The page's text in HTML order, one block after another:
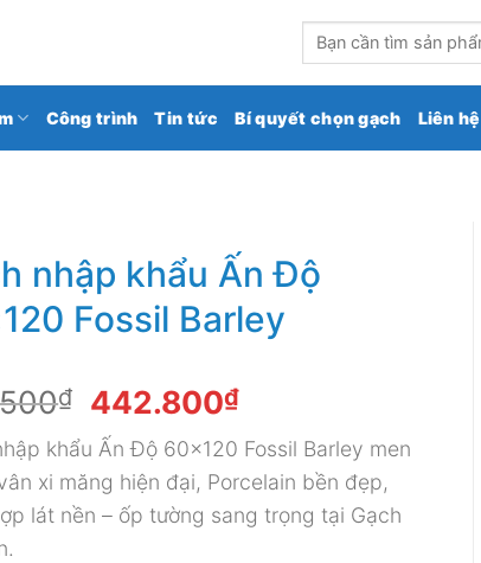
Tìm
kiếm:
Công trình Tin tức Bí quyết chọn gạch Liên hệ
nhập khẩu Ấn Độ
Fossil Barley
₫
Giá
gốc
là:
598.500₫.
442.800₫Giá
hiện
tại
là:
442.800₫.
khẩu Ấn Độ 60×120 Fossil Barley men
xi măng hiện đại, Porcelain bền đẹp,
lát nền – ốp tường sang trọng tại Gạch